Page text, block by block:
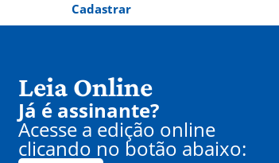
Cadastrar
Leia Online
Já é assinante?
Acesse a edição online
clicando no botão abaixo: